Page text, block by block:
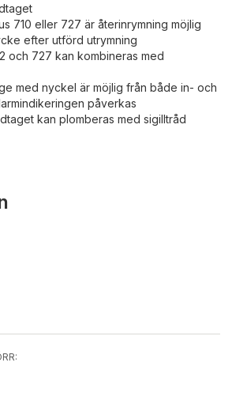
710 eller 727 är återinrymning möjlig
efter utförd utrymning
och 727 kan kombineras med
med nyckel är möjlig från både in- och
påverkas
kan plomberas med sigilltråd